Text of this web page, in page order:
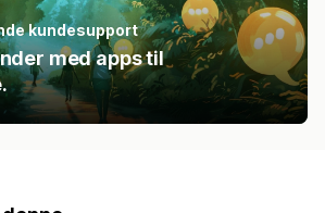
kundesupport
med apps til